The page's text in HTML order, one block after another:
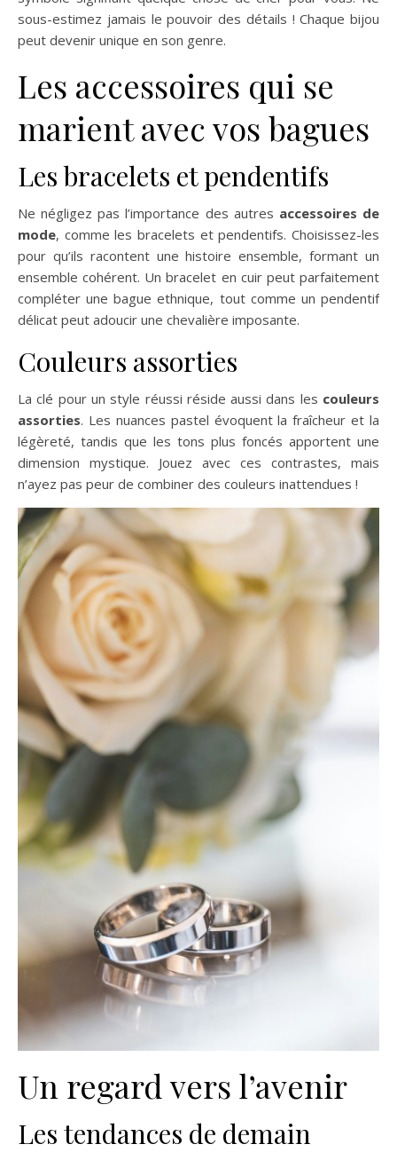
sous-estimez jamais le pouvoir des détails ! Chaque bijou
peut devenir unique en son genre.
Les accessoires qui se
marient avec vos bagues
Les bracelets et pendentifs
Ne négligez pas l’importance des autres accessoires de
mode, comme les bracelets et pendentifs. Choisissez-les
pour qu’ils racontent une histoire ensemble, formant un
ensemble cohérent. Un bracelet en cuir peut parfaitement
compléter une bague ethnique, tout comme un pendentif
délicat peut adoucir une chevalière imposante.
Couleurs assorties
La clé pour un style réussi réside aussi dans les couleurs
assorties. Les nuances pastel évoquent la fraîcheur et la
légèreté, tandis que les tons plus foncés apportent une
dimension mystique. Jouez avec ces contrastes, mais
n’ayez pas peur de combiner des couleurs inattendues !
Un regard vers l’avenir
Les tendances de demain